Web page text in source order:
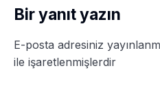
Bir yanıt yazın
E-posta adresiniz
ile işaretlenmişlerdir